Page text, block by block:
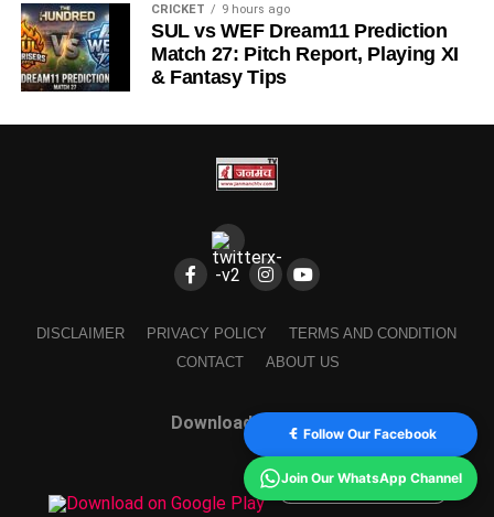
CRICKET 9 hours ago
SUL vs WEF Dream11 Prediction
Match 27: Pitch Report, Playing XI
& Fantasy Tips
DISCLAIMER PRIVACY POLICY
TERMS AND CONDITION
CONTACT
ABOUT US
Download Our App
Follow Our Facebook
Join Our WhatsApp Channel